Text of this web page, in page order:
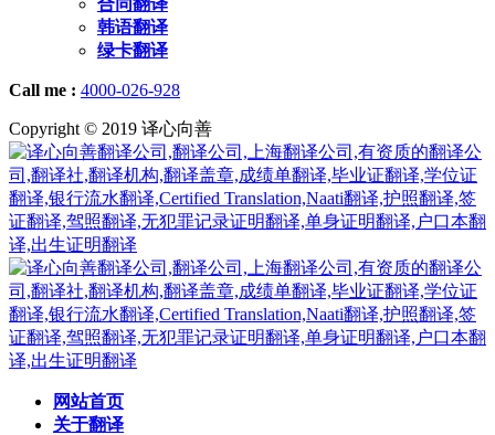
合同翻译
韩语翻译
绿卡翻译
Call me : 4000-026-928
Copyright © 2019 译心向善
网站首页
关于翻译